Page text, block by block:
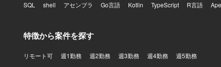
SQL
shell アセンブラ Go言語 Kotlin TypeScript R言語
特徴から案件を探す
リモート可 週1勤務 週2勤務 週3勤務 週4勤務 週5勤務